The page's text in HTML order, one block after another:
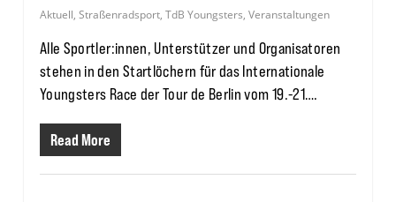
Aktuell, Straßenradsport, TdB Youngsters, Veranstaltungen
Alle Sportler:innen, Unterstützer und Organisatoren
stehen in den Startlöchern für das Internationale
Youngsters Race der Tour de Berlin vom 19.-21….
Read More